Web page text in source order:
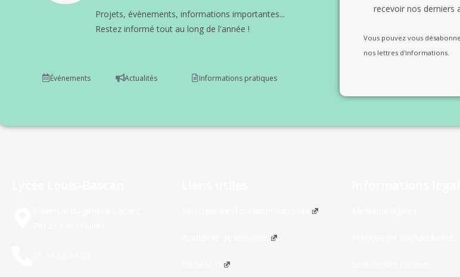
Projets, évènements, informations importantes...
Restez informé tout au long de l'année !
Événements Actualités Informations pratiques
recevoir nos derniers
Vous pouvez vous
nos lettres d'informations.